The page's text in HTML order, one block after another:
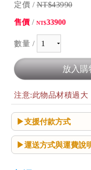
定價 /NT$43990
售價 / NT$33900
數量 /
注意:此物品材積過大
支援付款方式
運送方式與運費說